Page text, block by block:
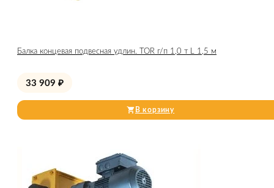
Балка концевая подвесная удлин. TOR г/п 1,0 т L 1,5 м
33 909 ₽
В корзину